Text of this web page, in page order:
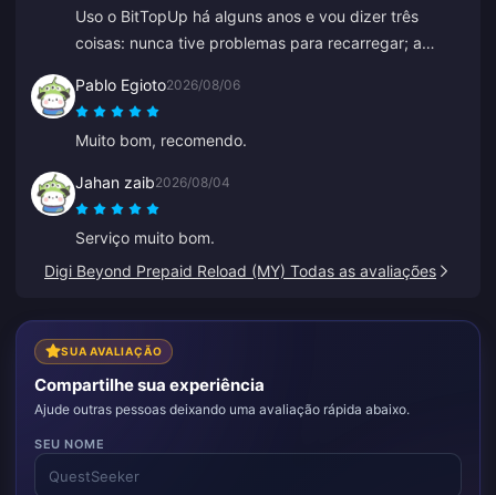
Uso o BitTopUp há alguns anos e vou dizer três
coisas: nunca tive problemas para recarregar; a
experimentei; e é incrivelmente simples, alguns
cliques e pronto. Facilita a vida.
Pablo Egioto2026/08/06
Muito bom, recomendo.
Jahan zaib2026/08/04
Serviço muito bom.
Digi Beyond Prepaid Reload (MY) Todas as avaliações
SUA AVALIAÇÃO
Compartilhe sua experiência
Ajude outras pessoas deixando uma avaliação rápida abaixo.
SEU NOME